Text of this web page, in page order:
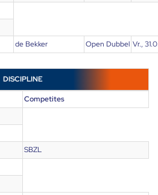
de Bekker Open Dubbel Vr.,
DISCIPLINE
Competites
SBZL